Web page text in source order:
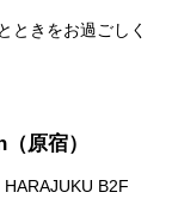
ときをお過ごしく
原宿）
B2F